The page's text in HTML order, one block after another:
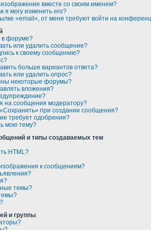
изображение вместе со своим именем?
я могу изменить его?
«email», от меня требуют войти на
в форуме?
или удалить сообщение?
к своему сообщению?
больше вариантов ответа?
или удалить опрос?
некоторые форумы?
вложения?
на сообщения модератору?
при создании сообщения?
требует одобрения?
мою тему?
и типы создаваемых тем
HTML?
к сообщениям?
темы?
и группы